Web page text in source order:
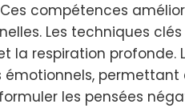
compétences
Les techniques
la respiration profonde.
permettant
les pensées